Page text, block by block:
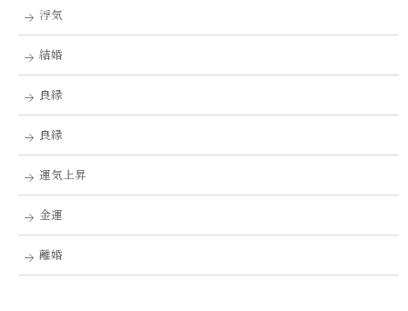
浮気
結婚
良縁
良縁
運気上昇
金運
離婚